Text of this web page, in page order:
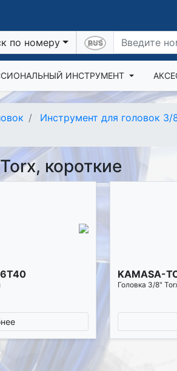
по номеру
ИНСТРУМЕНТ
Инструмент для головок 3/
короткие
KAMASA-
Головка 3/8"